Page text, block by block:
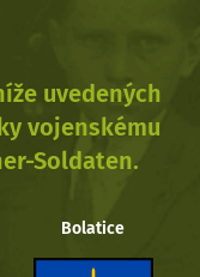
uvedených
vojenskému
Soldaten.
Bolatice